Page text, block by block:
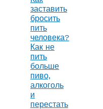
заставить
бросить
пить
человека?
Как не
пить
больше
пиво,
алкоголь
и
перестать